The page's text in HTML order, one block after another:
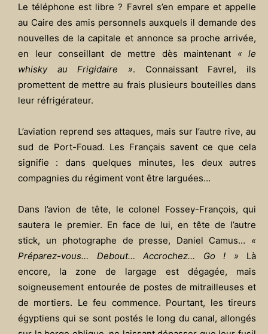
Le téléphone est libre ? Favrel s’en empare et appelle
au Caire des amis personnels auxquels il demande des
nouvelles de la capitale et annonce sa proche arrivée,
en leur conseillant de mettre dès maintenant « le
whisky au Frigidaire ». Connaissant Favrel, ils
promettent de mettre au frais plusieurs bouteilles dans
leur réfrigérateur.
L’aviation reprend ses attaques, mais sur l’autre rive, au
sud de Port-Fouad. Les Français savent ce que cela
signifie : dans quelques minutes, les deux autres
compagnies du régiment vont être larguées…
Dans l’avion de tête, le colonel Fossey-François, qui
sautera le premier. En face de lui, en tête de l’autre
stick, un photographe de presse, Daniel Camus… «
Préparez-vous… Debout… Accrochez… Go ! » Là
encore, la zone de largage est dégagée, mais
soigneusement entourée de postes de mitrailleuses et
de mortiers. Le feu commence. Pourtant, les tireurs
égyptiens qui se sont postés le long du canal, allongés